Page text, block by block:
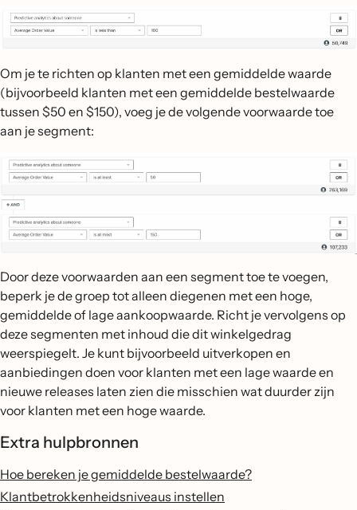
Om je te richten op klanten met een gemiddelde waarde
(bijvoorbeeld klanten met een gemiddelde bestelwaarde
tussen $50 en $150), voeg je de volgende voorwaarde toe
aan je segment:
Door deze voorwaarden aan een segment toe te voegen,
beperk je de groep tot alleen diegenen met een hoge,
gemiddelde of lage aankoopwaarde. Richt je vervolgens op
deze segmenten met inhoud die dit winkelgedrag
weerspiegelt. Je kunt bijvoorbeeld uitverkopen en
aanbiedingen doen voor klanten met een lage waarde en
nieuwe releases laten zien die misschien wat duurder zijn
voor klanten met een hoge waarde.
Extra hulpbronnen
Hoe bereken je gemiddelde bestelwaarde?
Klantbetrokkenheidsniveaus instellen